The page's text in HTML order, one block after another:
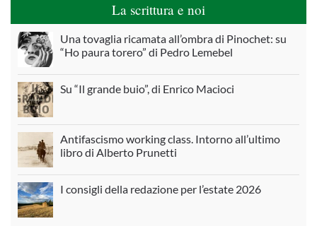
La scrittura e noi
Una tovaglia ricamata all’ombra di Pinochet: su
“Ho paura torero” di Pedro Lemebel
Su “Il grande buio”, di Enrico Macioci
Antifascismo working class. Intorno all’ultimo
libro di Alberto Prunetti
I consigli della redazione per l’estate 2026